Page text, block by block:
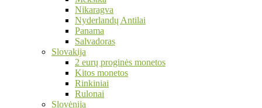
Nikaragva
Nyderlandų Antilai
Panama
Salvadoras
Slovakija
2 eurų proginės monetos
Kitos monetos
Rinkiniai
Rulonai
Slovėnija